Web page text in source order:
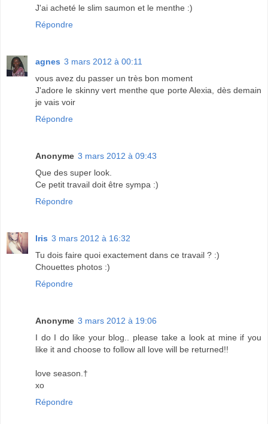
J'ai acheté le slim saumon et le menthe :)
Répondre
agnes 3 mars 2012 à 00:11
vous avez du passer un très bon moment
J'adore le skinny vert menthe que porte Alexia, dès demain
je vais voir
Répondre
Anonyme 3 mars 2012 à 09:43
Que des super look.
Ce petit travail doit être sympa :)
Répondre
Iris 3 mars 2012 à 16:32
Tu dois faire quoi exactement dans ce travail ? :)
Chouettes photos :)
Répondre
Anonyme 3 mars 2012 à 19:06
I do I do like your blog.. please take a look at mine if you
like it and choose to follow all love will be returned!!
love season.†
xo
Répondre